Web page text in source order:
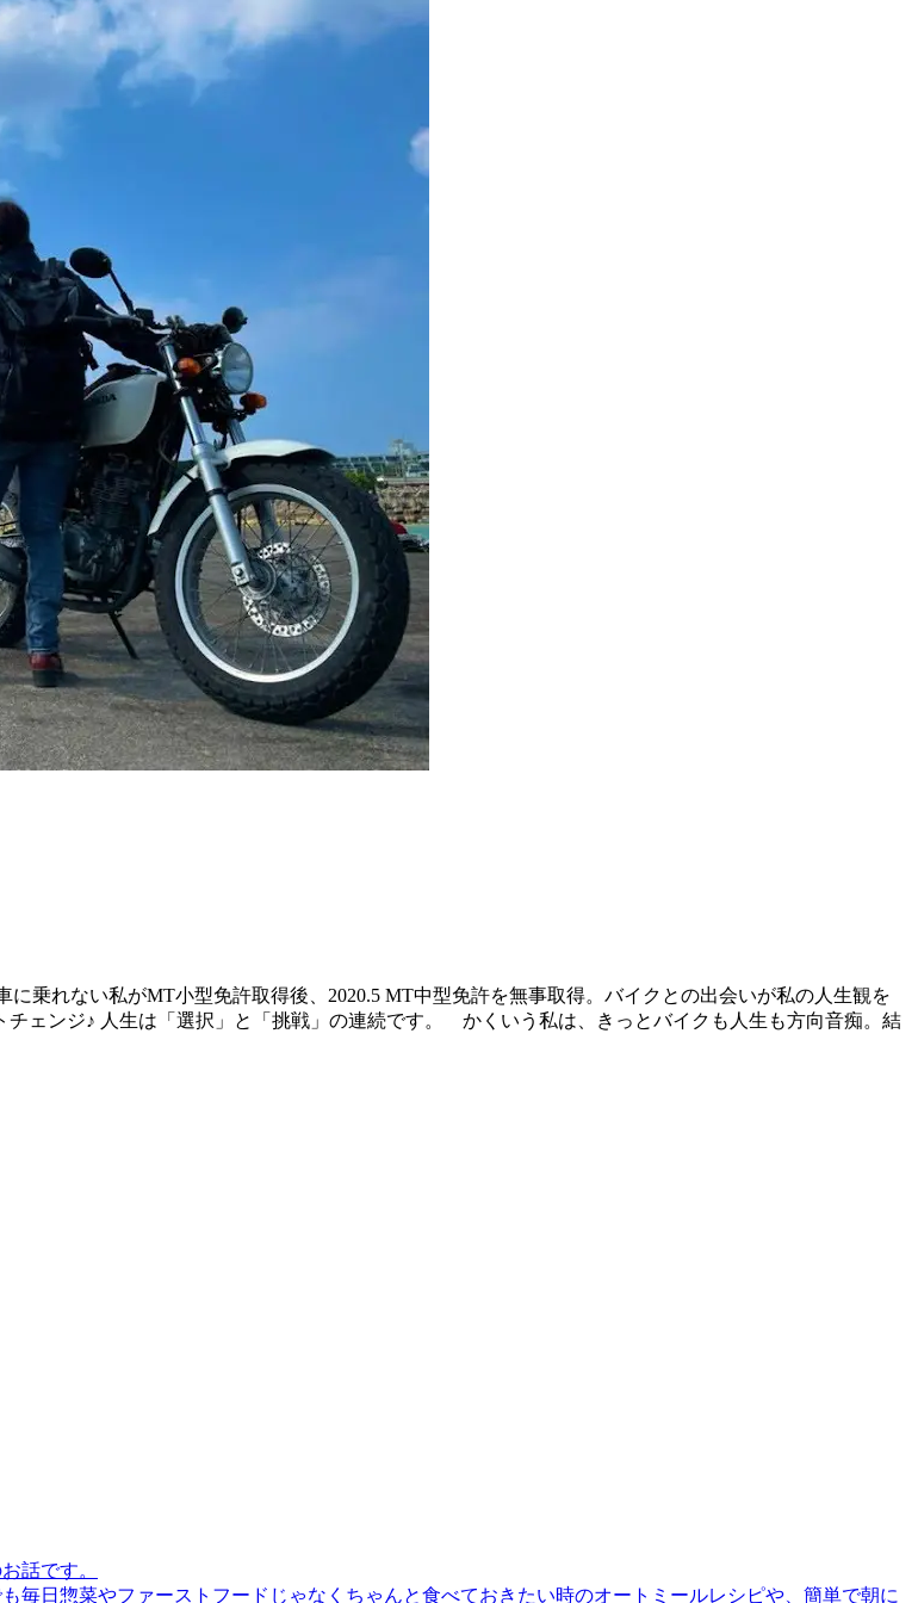
乗れない私がMT小型免許取得後、2020.5 MT中型免許を無事取得。バイクとの出会いが私の人生観を
ェンジ♪ 人生は「選択」と「挑戦」の連続です。 かくいう私は、きっとバイクも人生も方向音痴。結
話です。
毎日惣菜やファーストフードじゃなくちゃんと食べておきたい時のオートミールレシピや、簡単で朝に